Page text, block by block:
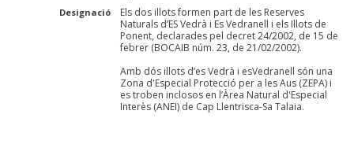
Designació
Els dos illots formen part de les Reserves
Naturals d’ES Vedrà i Es Vedranell i els Illots de
Ponent, declarades pel decret 24/2002, de 15 de
febrer (BOCAIB núm. 23, de 21/02/2002).
Amb dós illots d’es Vedrà i esVedranell són una
Zona d'Especial Protecció per a les Aus (ZEPA) i
es troben inclosos en l’Àrea Natural d'Especial
Interès (ANEI) de Cap Llentrisca-Sa Talaia.